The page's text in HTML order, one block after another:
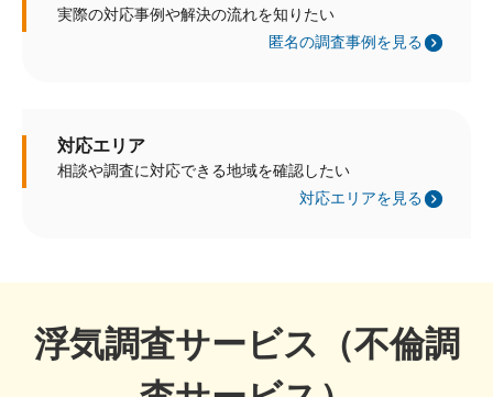
実際の対応事例や解決の流れを知りたい
匿名の調査事例を見る
対応エリア
相談や調査に対応できる地域を確認したい
対応エリアを見る
浮気調査サービス（不倫調